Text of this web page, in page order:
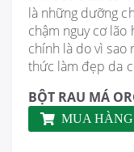
là những dưỡng
chậm nguy cơ lão
chính là do vì sao
thức làm đẹp da
BỘT RAU MÁ
MUA HÀNG